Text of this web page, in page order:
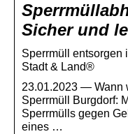
Sicher und
Sperrmüll entsorgen
Stadt & Land®
23.01.2023 — Wann
Sperrmüll Burgdorf:
Sperrmülls gegen
eines …